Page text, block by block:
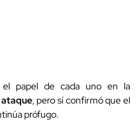
el papel de cada uno en la
, pero sí confirmó que el
prófugo.